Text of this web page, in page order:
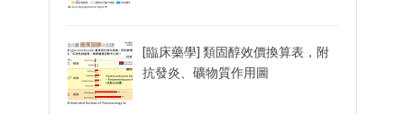
[臨床藥學] 類固醇效價換算表，附
抗發炎、礦物質作用圖